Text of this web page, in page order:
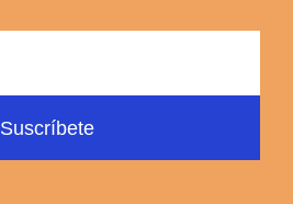
Suscríbete